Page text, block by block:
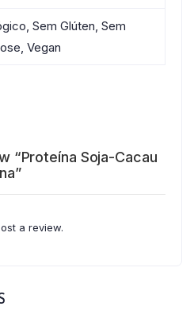
Sem Glúten, Sem
Vegan
“Proteína Soja-Cacau
a review.